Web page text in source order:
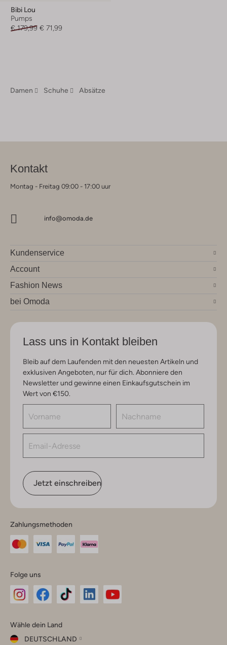
Bibi Lou
Pumps
€ 179,99 € 71,99
Damen Schuhe Absätze
Kontakt
Montag - Freitag 09:00 - 17:00 uur
info@omoda.de
Kundenservice
Account
Fashion News
bei Omoda
Lass uns in Kontakt bleiben
Bleib auf dem Laufenden mit den neuesten Artikeln und
exklusiven Angeboten, nur für dich. Abonniere den
Newsletter und gewinne einen Einkaufsgutschein im
Wert von €150.
Jetzt einschreiben
Zahlungsmethoden
Folge uns
Instagram
Facebook
TikTok
Wähle dein Land
DEUTSCHLAND